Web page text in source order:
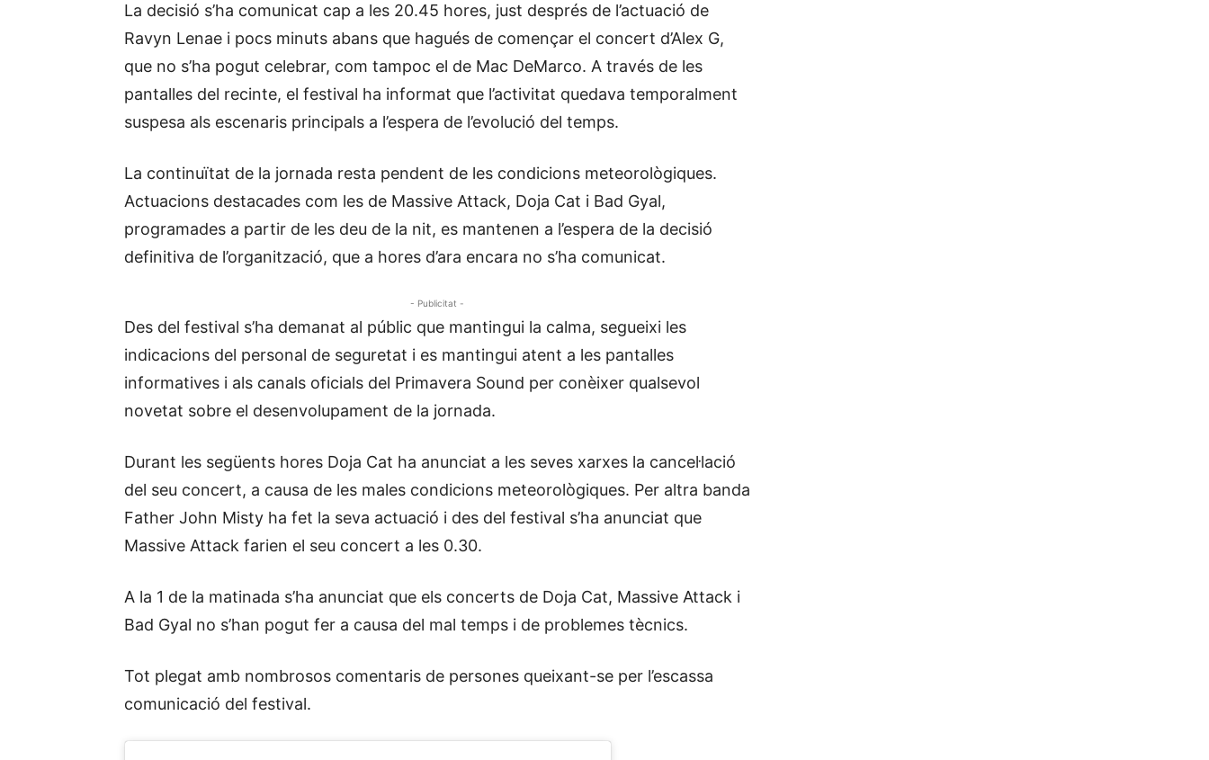
La decisió s’ha comunicat cap a les 20.45 hores, just després de l’actuació de
Ravyn Lenae i pocs minuts abans que hagués de començar el concert d’Alex G,
que no s’ha pogut celebrar, com tampoc el de Mac DeMarco. A través de les
pantalles del recinte, el festival ha informat que l’activitat quedava temporalment
suspesa als escenaris principals a l’espera de l’evolució del temps.
La continuïtat de la jornada resta pendent de les condicions meteorològiques.
Actuacions destacades com les de Massive Attack, Doja Cat i Bad Gyal,
programades a partir de les deu de la nit, es mantenen a l’espera de la decisió
definitiva de l’organització, que a hores d’ara encara no s’ha comunicat.
- Publicitat -
Des del festival s’ha demanat al públic que mantingui la calma, segueixi les
indicacions del personal de seguretat i es mantingui atent a les pantalles
informatives i als canals oficials del Primavera Sound per conèixer qualsevol
novetat sobre el desenvolupament de la jornada.
Durant les següents hores Doja Cat ha anunciat a les seves xarxes la cancel·lació
del seu concert, a causa de les males condicions meteorològiques. Per altra banda
Father John Misty ha fet la seva actuació i des del festival s’ha anunciat que
Massive Attack farien el seu concert a les 0.30.
A la 1 de la matinada s’ha anunciat que els concerts de Doja Cat, Massive Attack i
Bad Gyal no s’han pogut fer a causa del mal temps i de problemes tècnics.
Tot plegat amb nombrosos comentaris de persones queixant-se per l’escassa
comunicació del festival.